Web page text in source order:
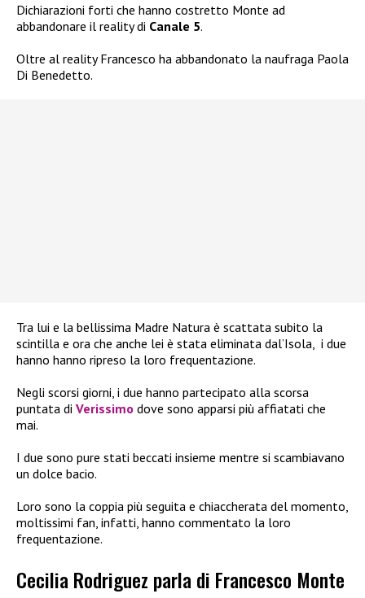
Dichiarazioni forti che hanno costretto Monte ad
abbandonare il reality di Canale 5.
Oltre al reality Francesco ha abbandonato la naufraga Paola
Di Benedetto.
Tra lui e la bellissima Madre Natura è scattata subito la
scintilla e ora che anche lei è stata eliminata dal’Isola, i due
hanno hanno ripreso la loro frequentazione.
Negli scorsi giorni, i due hanno partecipato alla scorsa
puntata di Verissimo dove sono apparsi più affiatati che
mai.
I due sono pure stati beccati insieme mentre si scambiavano
un dolce bacio.
Loro sono la coppia più seguita e chiaccherata del momento,
moltissimi fan, infatti, hanno commentato la loro
frequentazione.
Cecilia Rodriguez parla di Francesco Monte